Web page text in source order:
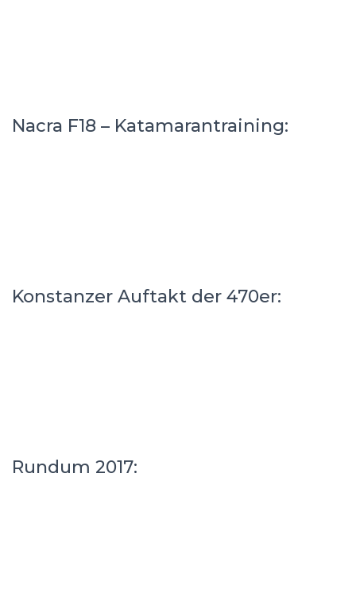
Nacra F18 – Katamarantraining:
Konstanzer Auftakt der 470er:
Rundum 2017: